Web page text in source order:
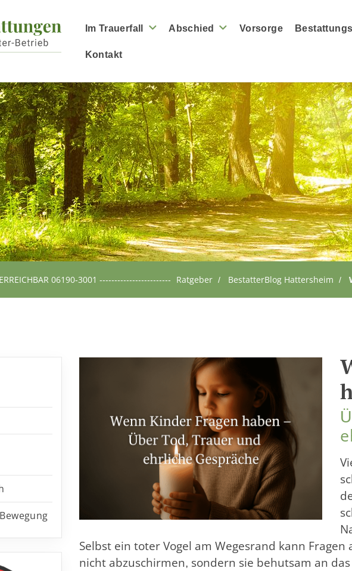
Im Trauerfall Abschied Vorsorge
Kontakt
06190-3001 ------------------------ Ratgeber BestatterBlog Hattersheim
Selbst ein toter Vogel am Wegesrand kann
nicht abzuschirmen, sondern sie behutsam an